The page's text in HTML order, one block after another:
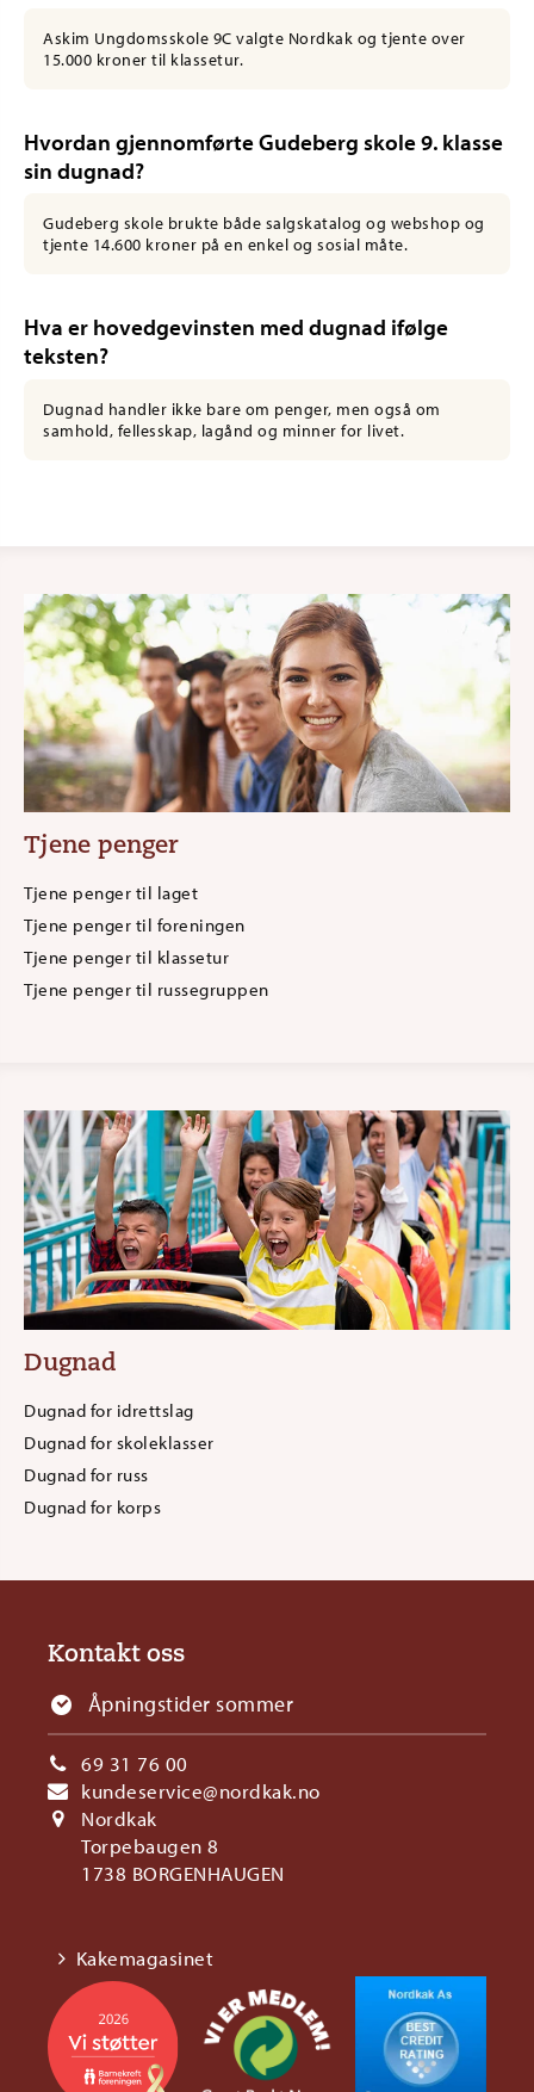
Askim Ungdomsskole 9C valgte Nordkak og tjente over
15.000 kroner til klassetur.
Hvordan gjennomførte Gudeberg skole 9. klasse
sin dugnad?
Gudeberg skole brukte både salgskatalog og webshop og
tjente 14.600 kroner på en enkel og sosial måte.
Hva er hovedgevinsten med dugnad ifølge
teksten?
Dugnad handler ikke bare om penger, men også om
samhold, fellesskap, lagånd og minner for livet.
Tjene penger
Tjene penger til laget
Tjene penger til foreningen
Tjene penger til klassetur
Tjene penger til russegruppen
Dugnad
Dugnad for idrettslag
Dugnad for skoleklasser
Dugnad for russ
Dugnad for korps
Kontakt oss
Åpningstider sommer
Kakemagasinet
69 31 76 00
kundeservice@nordkak.no
Nordkak
Torpebaugen 8
1738 BORGENHAUGEN